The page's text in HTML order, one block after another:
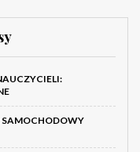
SAMOCHODOWY